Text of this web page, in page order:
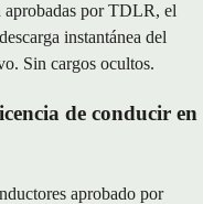
aprobadas por TDLR, el
instantánea del
Sin cargos ocultos.
de conducir en
aprobado por